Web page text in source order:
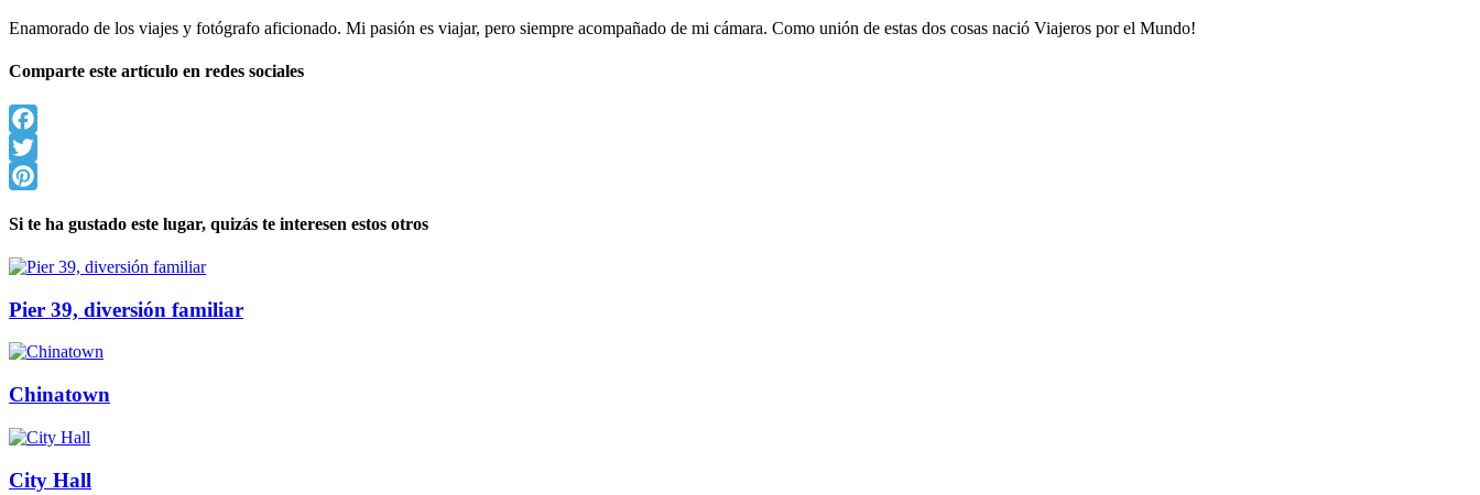
Enamorado de los viajes y fotógrafo aficionado. Mi pasión es viajar, pero siempre acompañado de mi cámara. Como unión de estas dos cosas nació Viajeros por el Mundo!
Comparte este artículo en redes sociales
Facebook
Twitter
Si te ha gustado este lugar, quizás te interesen estos otros
Pier 39, diversión familiar
Chinatown
City Hall